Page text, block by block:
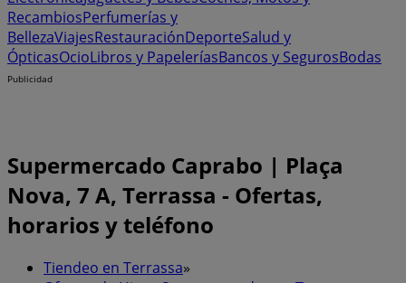
RecambiosPerfumerías y
BellezaViajesRestauraciónDeporteSalud y
ÓpticasOcioLibros y PapeleríasBancos y SegurosBodas
Publicidad
Supermercado Caprabo | Plaça
Nova, 7 A, Terrassa - Ofertas,
horarios y teléfono
Tiendeo en Terrassa»